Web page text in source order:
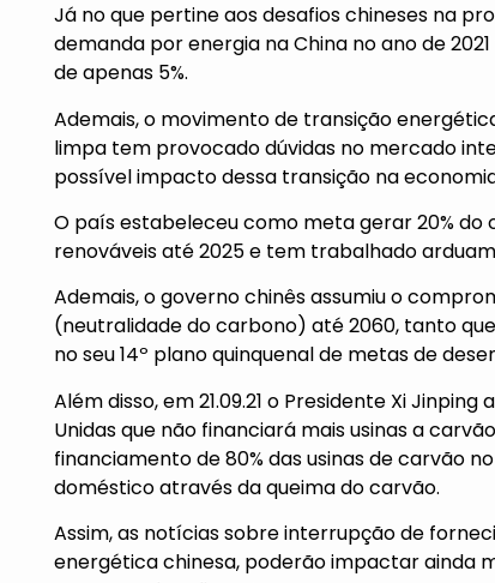
Já no que pertine aos desafios chineses na
demanda por energia na China no ano de
de apenas 5%.
Ademais, o movimento de transição
limpa tem provocado dúvidas no mercado
possível impacto dessa transição na
O país estabeleceu como meta gerar 20%
renováveis até 2025 e tem trabalhado
Ademais, o governo chinês assumiu o
(neutralidade do carbono) até 2060, tanto
no seu 14º plano quinquenal de metas de
Além disso, em 21.09.21 o Presidente Xi
Unidas que não financiará mais usinas a
financiamento de 80% das usinas de carvão
doméstico através da queima do carvão.
Assim, as notícias sobre interrupção de
energética chinesa, poderão impactar ainda